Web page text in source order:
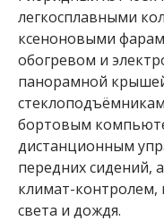
легкосплавными
ксеноновыми
обогревом и
панорамной
бортовым
дистанционным
передних сидений,
климат-контролем,
света и дождя.